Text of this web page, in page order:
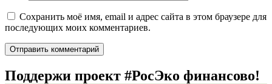
Сохранить моё имя, email и адрес сайта в этом браузере для
последующих моих комментариев.
Поддержи проект #РосЭко финансово!